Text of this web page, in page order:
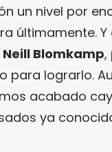
un nivel por
últimamente. Y
Neill Blomkamp,
para lograrlo.
acabado
ya